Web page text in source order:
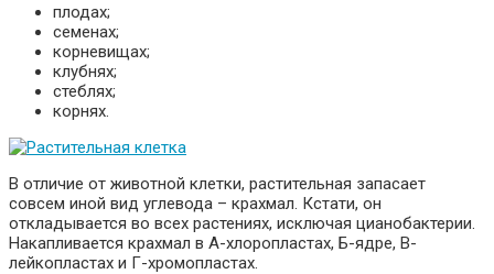
плодах;
семенах;
корневищах;
клубнях;
стеблях;
корнях.
В отличие от животной клетки, растительная запасает
совсем иной вид углевода – крахмал. Кстати, он
откладывается во всех растениях, исключая цианобактерии.
Накапливается крахмал в А-хлоропластах, Б-ядре, В-
лейкопластах и Г-хромопластах.